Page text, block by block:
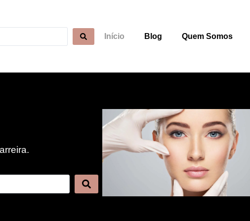
Início Blog Quem Somos